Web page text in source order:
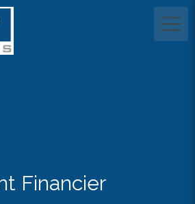
Financier